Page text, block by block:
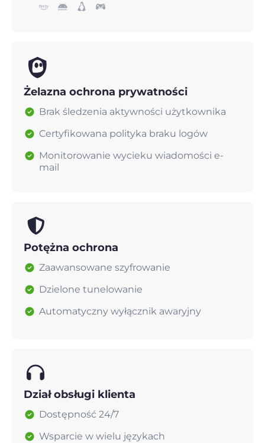
Żelazna ochrona prywatności
Brak śledzenia aktywności użytkownika
Certyfikowana polityka braku logów
Monitorowanie wycieku wiadomości e-
mail
Potężna ochrona
Zaawansowane szyfrowanie
Dzielone tunelowanie
Automatyczny wyłącznik awaryjny
Dział obsługi klienta
Dostępność 24/7
Wsparcie w wielu językach